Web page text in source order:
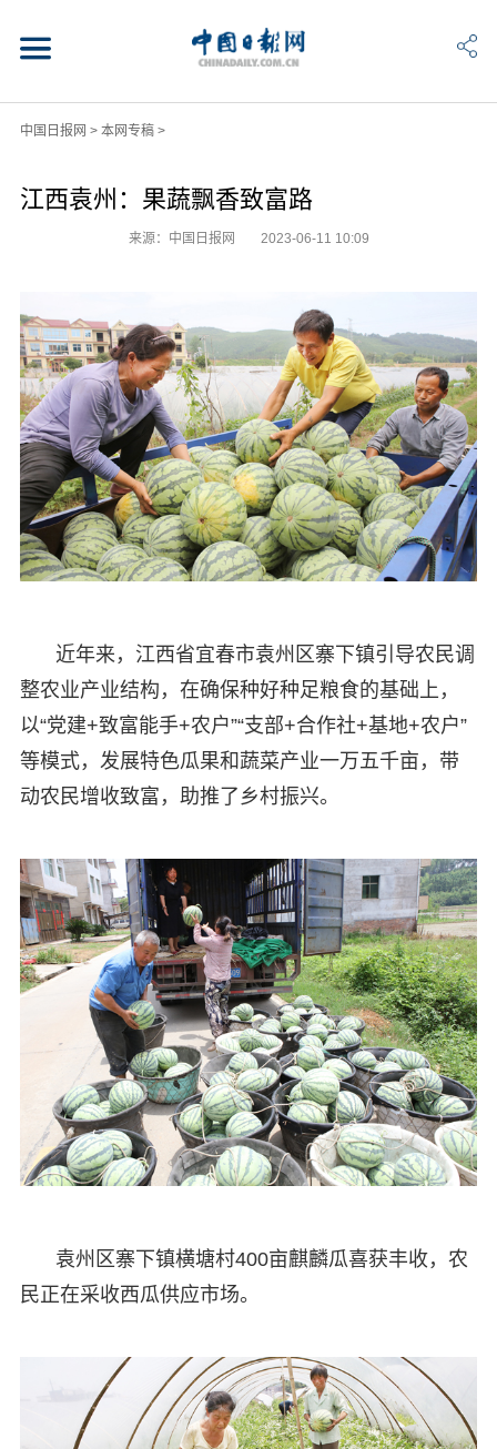
中国日报网 > 本网专稿>
江西袁州：果蔬飘香致富路
来源：中国日报网 2023-06-11 10:09
近年来，江西省宜春市袁州区寨下镇引导农民调
整农业产业结构，在确保种好种足粮食的基础上，
以“党建+致富能手+农户”“支部+合作社+基地+农户”
等模式，发展特色瓜果和蔬菜产业一万五千亩，带
动农民增收致富，助推了乡村振兴。
袁州区寨下镇横塘村400亩麒麟瓜喜获丰收，农
民正在采收西瓜供应市场。